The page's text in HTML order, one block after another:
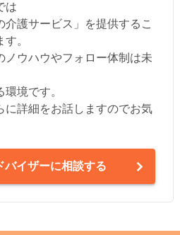
は
介護サービス」を提供するこ
。
ノウハウやフォロー体制は未
境です。
に詳細をお話しますのでお気
バイザーに相談する